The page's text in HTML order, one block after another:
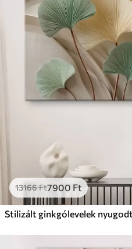
✗Környezetbarát anyag
Prémium
Ft
Élénk, gazdag színek
Fakulásálló
✓Biztonságos, szagtalan tinta
Eco-Prémium
Tól12405Ft
✓Élénk, gazdag színek
✓Fakulásálló
13166Ft7900 Ft